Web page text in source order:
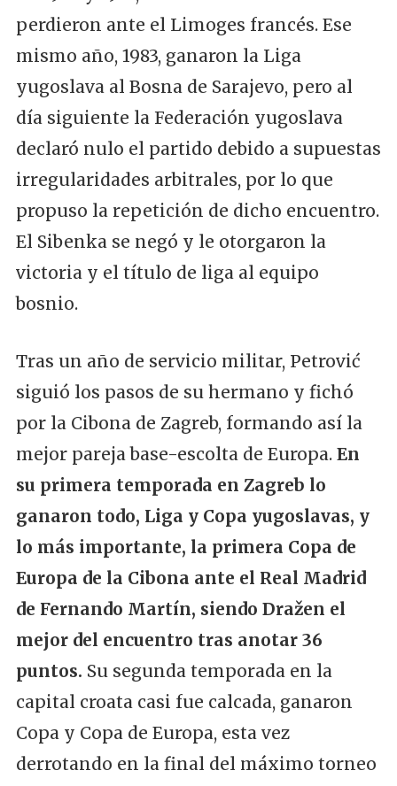
perdieron ante el Limoges francés. Ese
mismo año, 1983, ganaron la Liga
yugoslava al Bosna de Sarajevo, pero al
día siguiente la Federación yugoslava
declaró nulo el partido debido a supuestas
irregularidades arbitrales, por lo que
propuso la repetición de dicho encuentro.
El Sibenka se negó y le otorgaron la
victoria y el título de liga al equipo
bosnio.
Tras un año de servicio militar, Petrović
siguió los pasos de su hermano y fichó
por la Cibona de Zagreb, formando así la
mejor pareja base-escolta de Europa. En
su primera temporada en Zagreb lo
ganaron todo, Liga y Copa yugoslavas, y
lo más importante, la primera Copa de
Europa de la Cibona ante el Real Madrid
de Fernando Martín, siendo Dražen el
mejor del encuentro tras anotar 36
puntos. Su segunda temporada en la
capital croata casi fue calcada, ganaron
Copa y Copa de Europa, esta vez
derrotando en la final del máximo torneo